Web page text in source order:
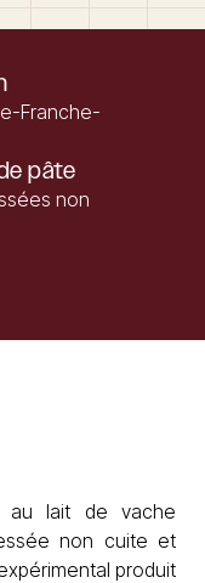
Franche-
pâte
non
au lait de vache
non cuite et
produit